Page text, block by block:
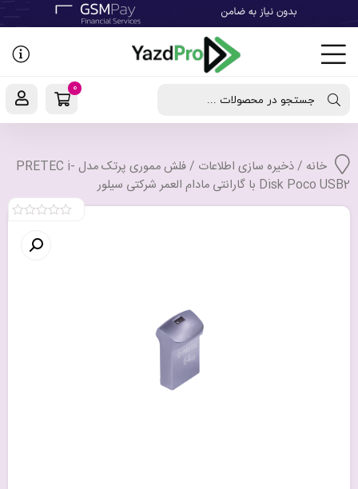
جستجو در محصولات ...
0
خانه /ذخیره سازی اطلاعات
/ فلش مموری پرتک مدل PRETEC i-
Disk Poco USB2 با گارانتی مادام العمر شرکتی سیلور